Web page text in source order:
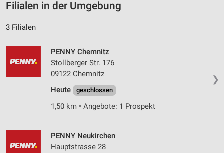
Filialen in der Umgebung
3 Filialen
❯
PENNY Chemnitz
Stollberger Str. 176
09122 Chemnitz
Heute
geschlossen
1,50 km • Angebote: 1 Prospekt
PENNY Neukirchen
Hauptstrasse 28
Verwendung von Profilen zur Auswahl
Messung der Performance von Inhalten
Analyse von Zielgruppen durch Statistiken oder
Kombinationen von Daten aus verschiedenen
Verwendung reduzierter Daten zur Auswahl von
Inhalten